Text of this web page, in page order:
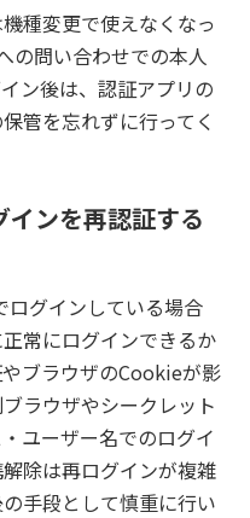
種変更で使えなくなっ
の問い合わせでの本人
ン後は、認証アプリの
管を忘れずに行ってく
ンを再認証する
グインしている場合
常にログインできるか
ブラウザのCookieが影
ラウザやシークレット
ユーザー名でのログイ
除は再ログインが複雑
手段として慎重に行い